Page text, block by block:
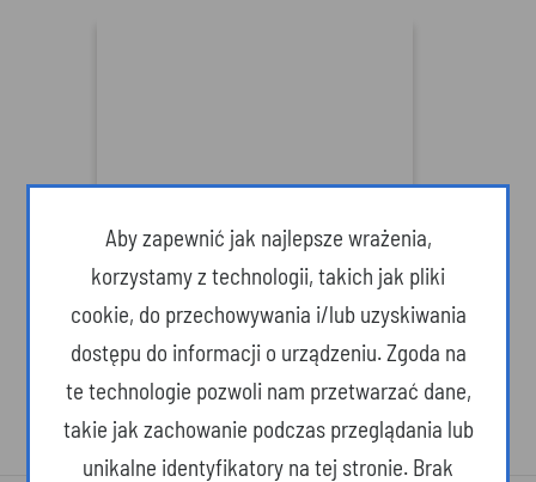
Muzeum COP – historia Polski
pisana przez inżynierów i
wynalazców (Najciekawsze
atrakcje)
Aby zapewnić jak najlepsze wrażenia,
korzystamy z technologii, takich jak pliki
cookie, do przechowywania i/lub uzyskiwania
dostępu do informacji o urządzeniu. Zgoda na
te technologie pozwoli nam przetwarzać dane,
takie jak zachowanie podczas przeglądania lub
unikalne identyfikatory na tej stronie. Brak